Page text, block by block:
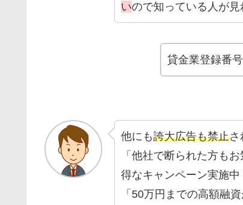
いので知っている人が見
貸金業登録番
他にも誇大広告も禁止
「他社で断られた方も
得なキャンペーン実施中
「50万円までの高額融